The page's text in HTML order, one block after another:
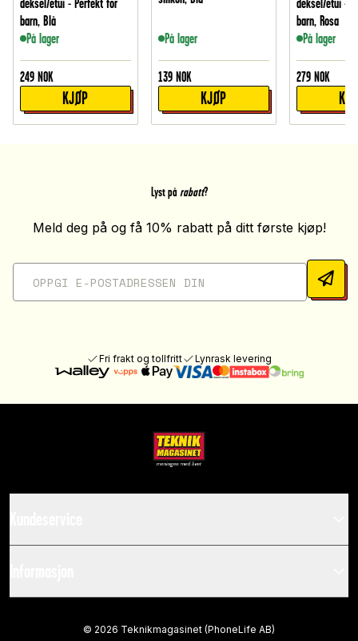
deksel/etui - Perfekt for
barn, Blå
På lager
249 NOK
KJØP
På lager
139 NOK
KJØP
deksel/etui -
barn, Rosa
På lager
279 NOK
Lyst på rabatt?
Meld deg på og få 10% rabatt på ditt første kjøp!
Fri frakt og tollfritt Lynrask levering
© 2026 Teknikmagasinet (PhoneLife AB)